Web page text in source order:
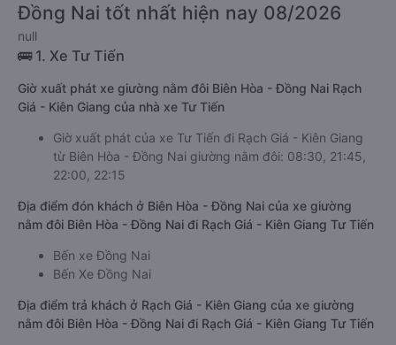
Đồng Nai tốt nhất hiện nay 08/2026
null
🚌 1. Xe Tư Tiến
Giờ xuất phát xe giường nằm đôi Biên Hòa - Đồng Nai Rạch
Giá - Kiên Giang của nhà xe Tư Tiến
Giờ xuất phát của xe Tư Tiến đi Rạch Giá - Kiên Giang
từ Biên Hòa - Đồng Nai giường nằm đôi: 08:30, 21:45,
22:00, 22:15
Địa điểm đón khách ở Biên Hòa - Đồng Nai của xe giường
nằm đôi Biên Hòa - Đồng Nai đi Rạch Giá - Kiên Giang Tư Tiến
Bến xe Đồng Nai
Bến Xe Đồng Nai
Địa điểm trả khách ở Rạch Giá - Kiên Giang của xe giường
nằm đôi Biên Hòa - Đồng Nai đi Rạch Giá - Kiên Giang Tư Tiến